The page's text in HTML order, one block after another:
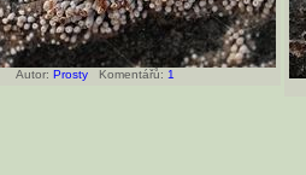
Autor: Prosty Komentářů: 1